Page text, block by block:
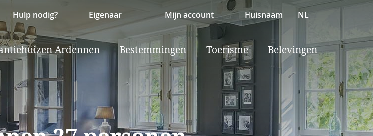
Hulp nodig? Eigenaar Mijn account Huisnaam NL
Ardennen Bestemmingen Toerisme Belevingen